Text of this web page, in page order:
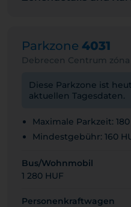
Parkzone 4031
Debrecen Centrum zóna
Diese Parkzone ist
aktuellen Tagesdaten.
Maximale Parkzeit:
Mindestgebühr: 160
Bus/Wohnmobil
1 280 HUF
Personenkraftwagen